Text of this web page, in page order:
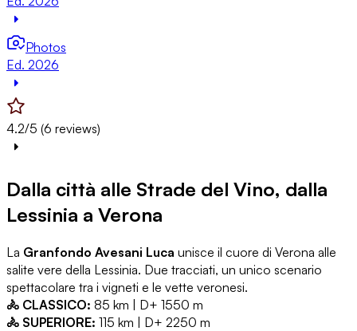
Photos
Ed. 2026
4.2/5 (6 reviews)
Dalla città alle Strade del Vino, dalla
Lessinia a Verona
La Granfondo Avesani Luca unisce il cuore di Verona alle
salite vere della Lessinia. Due tracciati, un unico scenario
spettacolare tra i vigneti e le vette veronesi.
🚴 CLASSICO: 85 km | D+ 1550 m
🚴 SUPERIORE: 115 km | D+ 2250 m